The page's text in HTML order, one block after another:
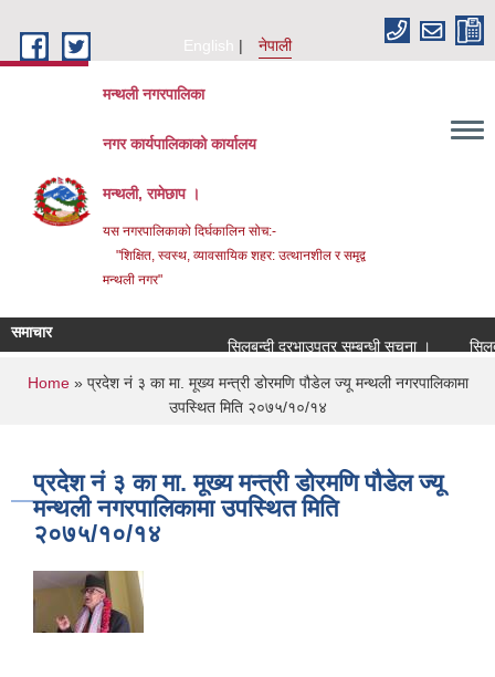
English
नेपाली
मन्थली नगरपालिका
नगर कार्यपालिकाको कार्यालय
मन्थली, रामेछाप ।
यस नगरपालिकाको दिर्घकालिन सोच:-
"शिक्षित, स्वस्थ, व्यावसायिक शहर: उत्थानशील र समृद्व
मन्थली नगर"
समाचार
सिलबन्दी दरभाउपत्र सम्बन्धी सूचना ।
You are here
Home» प्रदेश नं ३ का मा. मूख्य मन्त्री डोरमणि पौडेल ज्यू मन्थली नगरपालिकामा
उपस्थित मिति २०७५/१०/१४
प्रदेश नं ३ का मा. मूख्य मन्त्री डोरमणि पौडेल ज्यू
मन्थली नगरपालिकामा उपस्थित मिति
२०७५/१०/१४